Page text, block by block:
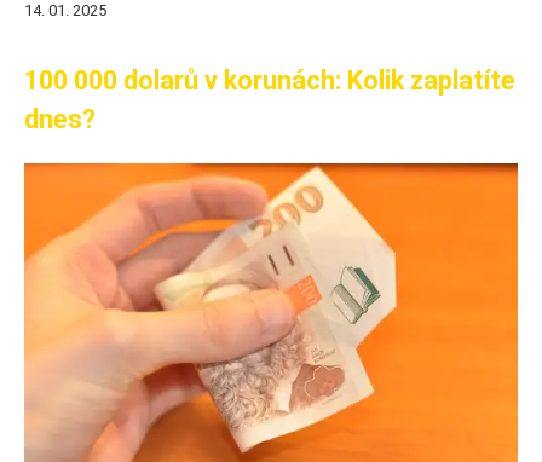
14. 01. 2025
100 000 dolarů v korunách: Kolik zaplatíte
dnes?